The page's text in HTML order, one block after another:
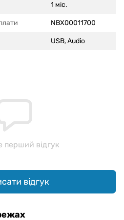
1 міс.
NBX00011700
USB, Audio
перший відгук
відгук